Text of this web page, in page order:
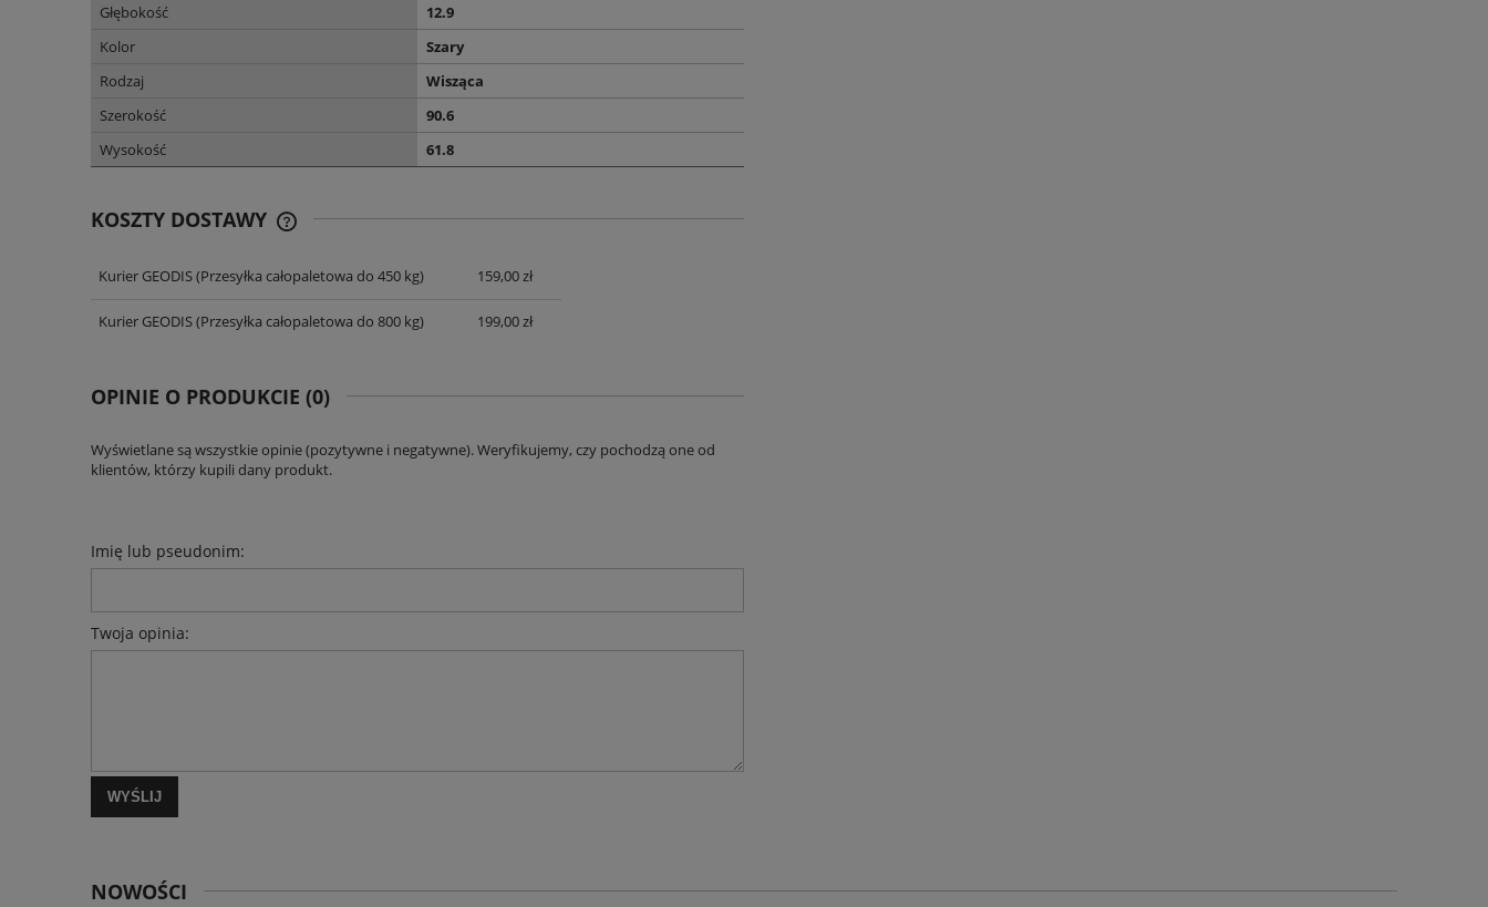
Głębokość
12.9
Kolor
Szary
Rodzaj
Wisząca
Szerokość
90.6
Wysokość
61.8
KOSZTY DOSTAWY
CENA NIE ZAWIERA EWENTUALNYCH
Kurier GEODIS(Przesyłka całopaletowa do 450 kg) 159,00 zł
Kurier GEODIS(Przesyłka całopaletowa do 800 kg) 199,00 zł
OPINIE O PRODUKCIE (0)
Wyświetlane są wszystkie opinie (pozytywne i negatywne). Weryfikujemy, czy pochodzą one od
klientów, którzy kupili dany produkt.
Imię lub pseudonim:
Twoja opinia:
WYŚLIJ
NOWOŚCI